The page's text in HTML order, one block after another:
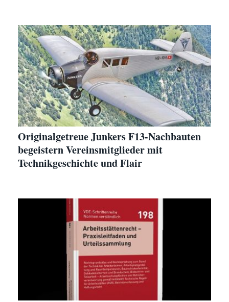
Originalgetreue Junkers F13-Nachbauten
begeistern Vereinsmitglieder mit
Technikgeschichte und Flair